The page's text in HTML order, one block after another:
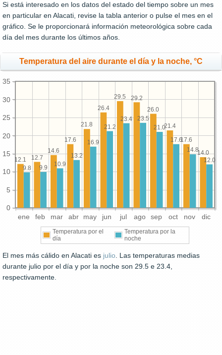
Si está interesado en los datos del estado del tiempo sobre un mes
en particular en Alacati, revise la tabla anterior o pulse el mes en el
gráfico. Se le proporcionará información meteorológica sobre cada
día del mes durante los últimos años.
Temperatura del aire durante el día y la noche, °C
ene feb mar abr may jun jul ago sep oct nov dic
0
5
10
15
20
25
30
35
14.0
17.6
21.4
26.0
29.2
29.5
26.4
21.8
17.6
14.6
12.7
12.1 12.0
14.8
17.6
21.0
23.5
23.4
21.2
16.9
13.2
10.9
9.9
9.8
Temperatura por el
día
Temperatura por la
noche
El mes más cálido en Alacati es julio. Las temperaturas medias
durante julio por el día y por la noche son 29.5 e 23.4,
respectivamente.